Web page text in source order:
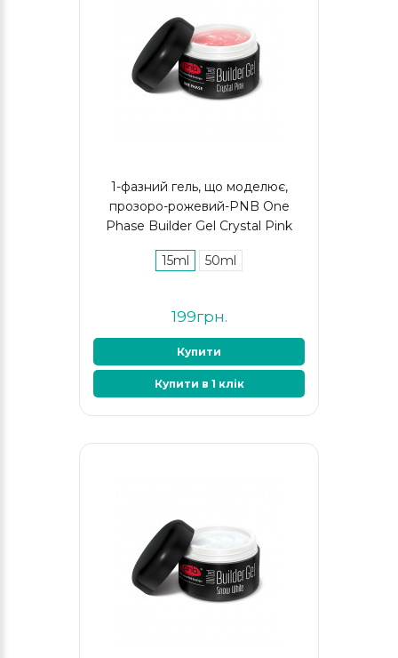
1-фазний гель, що моделює,
прозоро-рожевий-PNB One
Phase Builder Gel Crystal Pink
15ml 50ml
199грн.
Купити
Купити в 1 клік